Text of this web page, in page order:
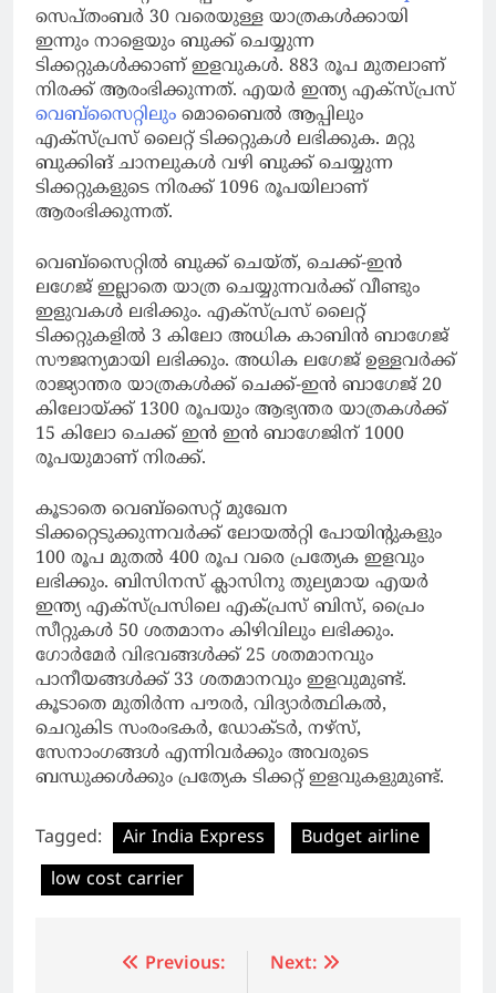
സെപ്തംബര്‍ 30 വരെയുള്ള യാത്രകള്‍ക്കായി
ഇന്നും നാളെയും ബുക്ക് ചെയ്യുന്ന
ടിക്കറ്റുകള്‍ക്കാണ് ഇളവുകള്‍. 883 രൂപ മുതലാണ്
നിരക്ക് ആരംഭിക്കുന്നത്. എയര്‍ ഇന്ത്യ എക്‌സ്പ്രസ്
വെബ്‌സൈറ്റിലും മൊബൈല്‍ ആപ്പിലും
എക്‌സ്പ്രസ് ലൈറ്റ് ടിക്കറ്റുകള്‍ ലഭിക്കുക. മറ്റു
ബുക്കിങ് ചാനലുകള്‍ വഴി ബുക്ക് ചെയ്യുന്ന
ടിക്കറ്റുകളുടെ നിരക്ക് 1096 രൂപയിലാണ്
ആരംഭിക്കുന്നത്.
വെബ്‌സൈറ്റില്‍ ബുക്ക് ചെയ്ത്, ചെക്ക്-ഇന്‍
ലഗേജ് ഇല്ലാതെ യാത്ര ചെയ്യുന്നവര്‍ക്ക് വീണ്ടും
ഇളുവകള്‍ ലഭിക്കും. എക്‌സ്പ്രസ് ലൈറ്റ്
ടിക്കറ്റുകളില്‍ 3 കിലോ അധിക കാബിന്‍ ബാഗേജ്
സൗജന്യമായി ലഭിക്കും. അധിക ലഗേജ് ഉള്ളവര്‍ക്ക്
രാജ്യാന്തര യാത്രകള്‍ക്ക് ചെക്ക്-ഇന്‍ ബാഗേജ് 20
കിലോയ്ക്ക് 1300 രൂപയും ആഭ്യന്തര യാത്രകള്‍ക്ക്
15 കിലോ ചെക്ക് ഇന്‍ ഇന്‍ ബാഗേജിന് 1000
രൂപയുമാണ് നിരക്ക്.
കൂടാതെ വെബ്‌സൈറ്റ് മുഖേന
ടിക്കറ്റെടുക്കുന്നവര്‍ക്ക് ലോയല്‍റ്റി പോയിന്റുകളും
100 രൂപ മുതല്‍ 400 രൂപ വരെ പ്രത്യേക ഇളവും
ലഭിക്കും. ബിസിനസ് ക്ലാസിനു തുല്യമായ എയര്‍
ഇന്ത്യ എക്‌സ്പ്രസിലെ എക്പ്രസ് ബിസ്, പ്രൈം
സീറ്റുകള്‍ 50 ശതമാനം കിഴിവിലും ലഭിക്കും.
ഗോര്‍മേര്‍ വിഭവങ്ങള്‍ക്ക് 25 ശതമാനവും
പാനീയങ്ങള്‍ക്ക് 33 ശതമാനവും ഇളവുമുണ്ട്.
കൂടാതെ മുതിര്‍ന്ന പൗരര്‍, വിദ്യാര്‍ത്ഥികല്‍,
ചെറുകിട സംരംഭകര്‍, ഡോക്ടര്‍, നഴ്‌സ്,
സേനാംഗങ്ങള്‍ എന്നിവര്‍ക്കും അവരുടെ
ബന്ധുക്കള്‍ക്കും പ്രത്യേക ടിക്കറ്റ് ഇളവുകളുമുണ്ട്.
Tagged: Air India Express
Budget airline
low cost carrier
Previous: Next: